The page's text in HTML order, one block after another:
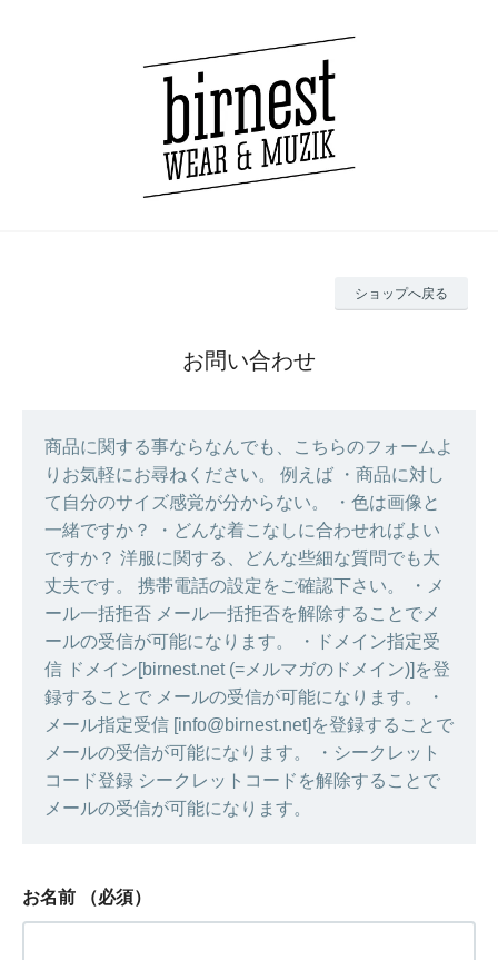
ショップへ戻る
お問い合わせ
商品に関する事ならなんでも、こちらのフォームよ
りお気軽にお尋ねください。 例えば ・商品に対し
て自分のサイズ感覚が分からない。 ・色は画像と
一緒ですか？ ・どんな着こなしに合わせればよい
ですか？ 洋服に関する、どんな些細な質問でも大
丈夫です。 携帯電話の設定をご確認下さい。 ・メ
ール一括拒否 メール一括拒否を解除することでメ
ールの受信が可能になります。 ・ドメイン指定受
信 ドメイン[birnest.net (=メルマガのドメイン)]を登
録することで メールの受信が可能になります。 ・
メール指定受信 [info@birnest.net]を登録することで
メールの受信が可能になります。 ・シークレット
コード登録 シークレットコードを解除することで
メールの受信が可能になります。
お名前 （必須）